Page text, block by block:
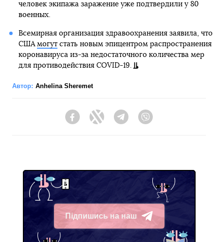
человек экипажа заражение уже подтвердили у 80
военных.
Всемирная организация здравоохранения заявила, что
США могутстать новым эпицентром распространения
коронавируса из-за недостаточного количества мер
для противодействия COVID-19.
Автор: Anhelina Sheremet
FacebookTwitter Telegram
Підпишись на наш
Telegram